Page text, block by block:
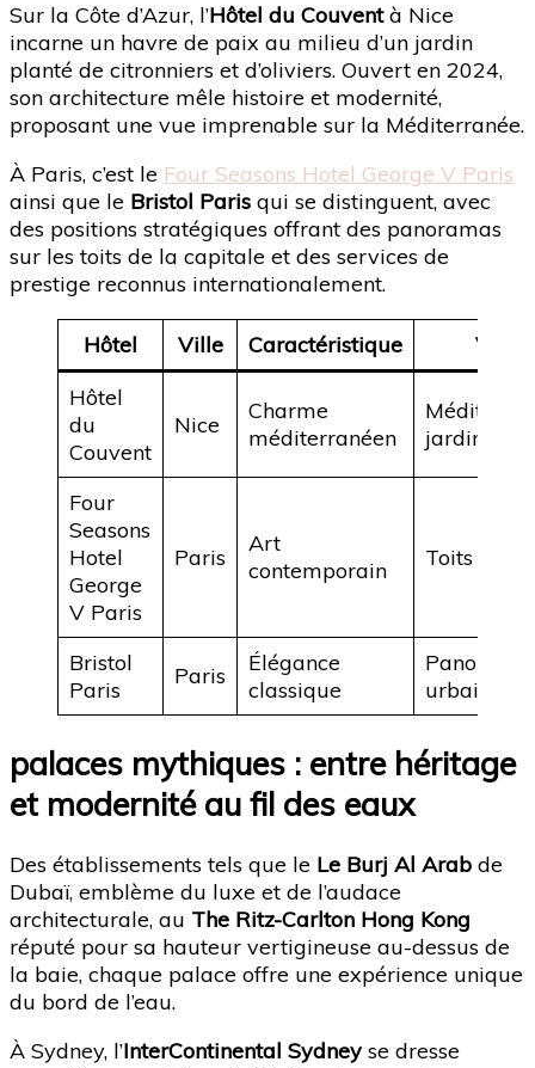
Sur la Côte d’Azur, l’Hôtel du Couventà Nice
incarne un havre de paix au milieu d’un jardin
planté de citronniers et d’oliviers. Ouvert en 2024,
son architecture mêle histoire et modernité,
proposant une vue imprenable sur la Méditerranée.
À Paris, c’est le Four Seasons Hotel George V Paris
ainsi que le Bristol Paris qui se distinguent, avec
des positions stratégiques offrant des panoramas
sur les toits de la capitale et des services de
prestige reconnus internationalement.
Hôtel Ville Caractéristique
Vue
Hôtel
du
Couvent
Nice
Charme
méditerranéen
jardins
Four
Seasons
Hotel
George
V Paris
Paris
Art
contemporain
Toits de
Bristol
Paris
Paris
Élégance
classique
Panorama
urbain
palaces mythiques : entre héritage
et modernité au fil des eaux
Des établissements tels que le Le Burj Al Arab de
Dubaï, emblème du luxe et de l’audace
architecturale, au The Ritz-Carlton Hong Kong
réputé pour sa hauteur vertigineuse au-dessus de
la baie, chaque palace offre une expérience unique
du bord de l’eau.
À Sydney, l’InterContinental Sydneyse dresse